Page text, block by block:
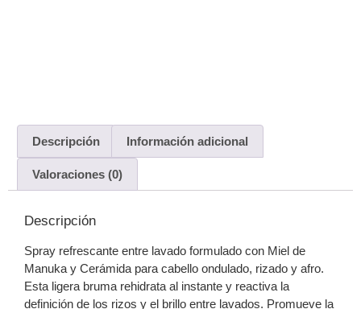
Descripción Información adicional
Valoraciones (0)
Descripción
Spray refrescante entre lavado formulado con Miel de
Manuka y Cerámida para cabello ondulado, rizado y afro.
Esta ligera bruma rehidrata al instante y reactiva la
definición de los rizos y el brillo entre lavados. Promueve la